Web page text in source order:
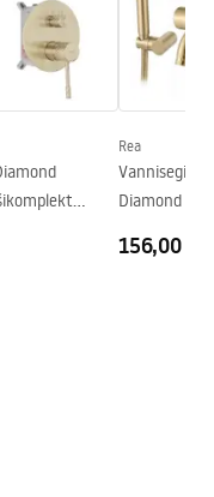
_5.pdf
Rea
Vannisegisti
Diamond
156,00 €